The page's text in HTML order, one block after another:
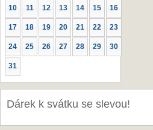
10 11 12 13 14 15 16
17 18 19 20 21 22 23
24 25 26 27 28 29 30
31
Dárek k svátku se slevou!